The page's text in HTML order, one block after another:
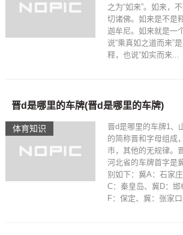
之为“如来”。如来，
切诸佛。如来是不是
迦牟尼。如来就是一
说“乘真如之道而来”
释，也说“如实而来...
体育知识
晋d是哪里的车牌(晋d是哪里的车牌)
晋d是哪里的车牌1、
的简称晋和字母组成
市，其他的无规律。
河北省的车牌首字是
别如下：冀A：石家
C：秦皇岛、冀D：
F：保定、冀：张家